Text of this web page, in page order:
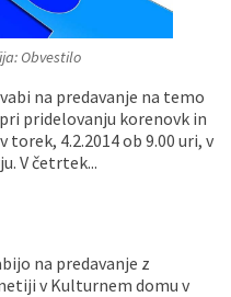
Obvestilo
na predavanje na temo
pridelovanju korenovk in
4.2.2014 ob 9.00 uri, v
V četrtek...
na predavanje z
v Kulturnem domu v